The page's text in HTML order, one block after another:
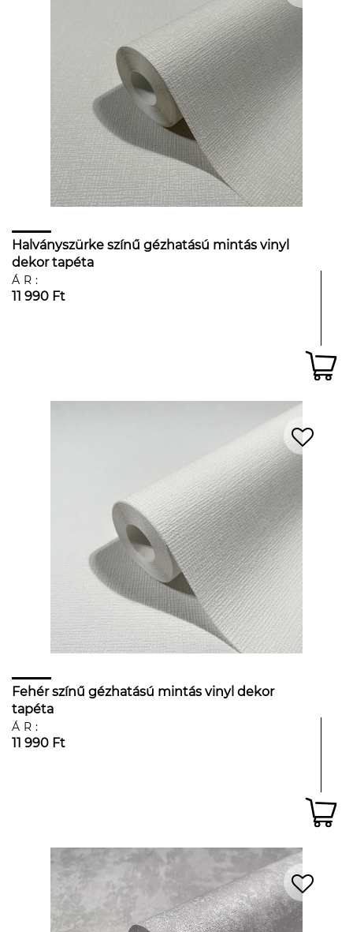
Halványszürke színű gézhatású mintás vinyl
dekor tapéta
ÁR:
11 990 Ft
Fehér színű gézhatású mintás vinyl dekor
tapéta
ÁR:
11 990 Ft